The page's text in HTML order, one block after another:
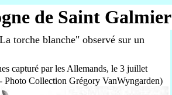
de Saint Galmier
torche blanche" observé sur un
capturé par les Allemands, le 3 juillet
Photo Collection Grégory VanWyngarden)